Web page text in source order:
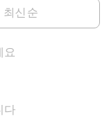
REVIEWS BY
요
다